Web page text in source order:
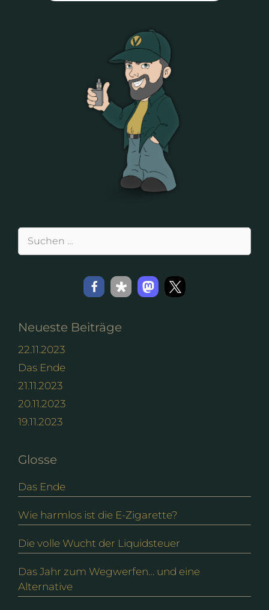
Suchen
Neueste Beiträge
22.11.2023
Das Ende
21.11.2023
20.11.2023
19.11.2023
Glosse
Das Ende
Wie harmlos ist die E-Zigarette?
Die volle Wucht der Liquidsteuer
Das Jahr zum Wegwerfen… und eine
Alternative